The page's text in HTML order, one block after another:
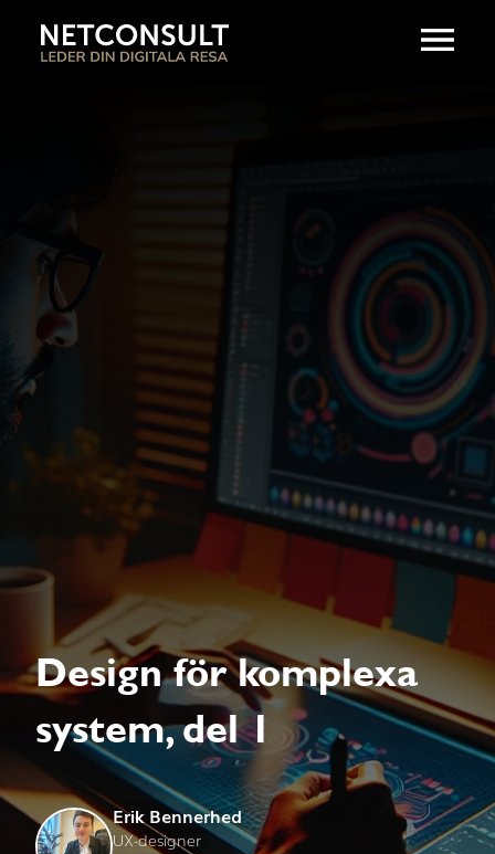
Design för komplexa
system, del 1
Erik Bennerhed
UX-designer